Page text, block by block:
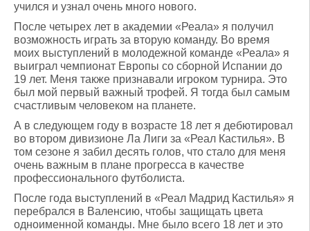
учился и узнал очень много нового.
После четырех лет в академии «Реала» я получил
возможность играть за вторую команду. Во время
моих выступлений в молодежной команде «Реала» я
выиграл чемпионат Европы со сборной Испании до
19 лет. Меня также признавали игроком турнира. Это
был мой первый важный трофей. Я тогда был самым
счастливым человеком на планете.
А в следующем году в возрасте 18 лет я дебютировал
во втором дивизионе Ла Лиги за «Реал Кастилья». В
том сезоне я забил десять голов, что стало для меня
очень важным в плане прогресса в качестве
профессионального футболиста.
После года выступлений в «Реал Мадрид Кастилья» я
перебрался в Валенсию, чтобы защищать цвета
одноименной команды. Мне было всего 18 лет и это